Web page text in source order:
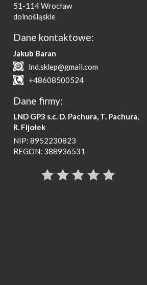
51-114Wrocław
dolnośląskie
Dane kontaktowe:
Jakub Baran
lnd.sklep@gmail.com
+48608500524
Dane firmy:
LND GP3 s.c. D. Pachura, T. Pachura,
R. Fijołek
NIP: 8952230823
REGON: 388936531